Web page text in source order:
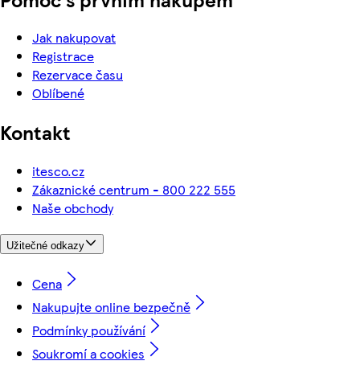
Jak nakupovat
Registrace
Rezervace času
Oblíbené
Kontakt
itesco.cz
Zákaznické centrum - 800 222 555
Naše obchody
Užitečné odkazy
Cena
Nakupujte online bezpečně
Podmínky používání
Soukromí a cookies